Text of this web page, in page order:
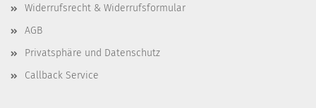
Widerrufsrecht & Widerrufsformular
AGB
Privatsphäre und Datenschutz
Callback Service